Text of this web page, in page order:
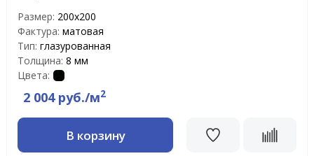
Размер: 200x200
Фактура: матовая
Тип: глазурованная
Толщина: 8 мм
Цвета:
2 004 руб./м2
В корзину